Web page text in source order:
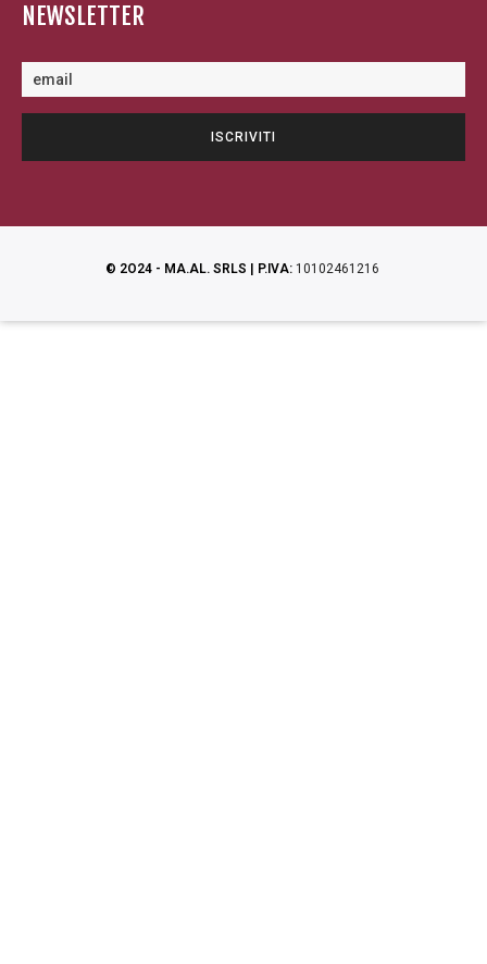
NEWSLETTER
© 2O24 - MA.AL. SRLS | P.IVA: 10102461216